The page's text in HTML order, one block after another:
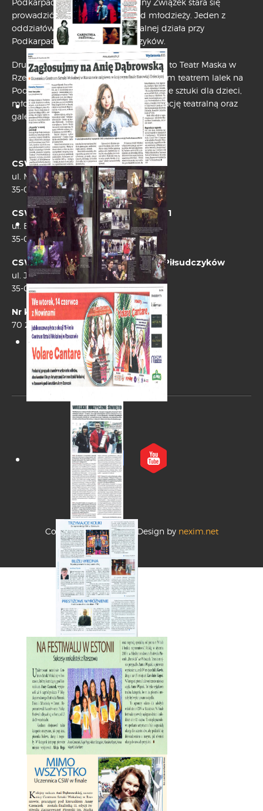
prowadzić swą działalność wśród młodzieży. Jeden z
oddziałów Centrum Sztuki Wokalnej działa przy
Podkarpackim Związku Piłsudczyków.
Drugi ośrodek przy którym działa CSW to Teatr Maska w
Rzeszowie. Jest jedynym profesjonalnym teatrem lalek na
Podkarpaciu. Repertuar teatru obejmuje sztuki dla dzieci,
młodzieży i dorosłych. Prowadzi edukację teatralną oraz
galerię.
CSW przy Teatrze Maska
ul. Mickiewicza 13
35-064 Rzeszów
CSW przy Szkole Podstawowej nr. 1
ul. Bernardyńska 4
35-069 Rzeszów
CSW przy Podkarpackim Związku Piłsudczyków
ul. Jagiellońska 6
35-025 Rzeszów
Nr konta:
70 2490 0005 0000 4500 8860 0373
Copyright 2020 CSW | Design bynexim.net